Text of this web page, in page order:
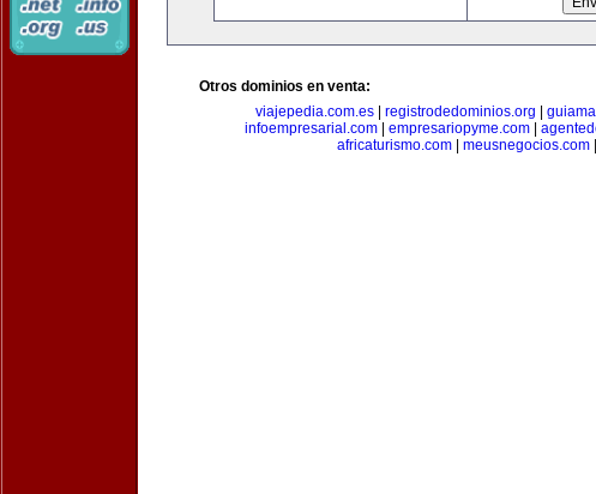
Otros dominios en venta:
viajepedia.com.es| registrodedominios.org
infoempresarial.com| empresariopyme.com|
africaturismo.com| meusnegocios.com|